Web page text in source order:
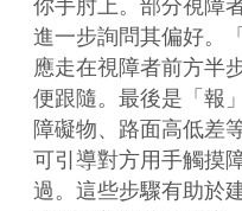
進一步詢問其偏好。
應走在視障者前方半
便跟隨。最後是「報
障礙物、路面高低差
可引導對方用手觸摸
過。這些步驟有助於